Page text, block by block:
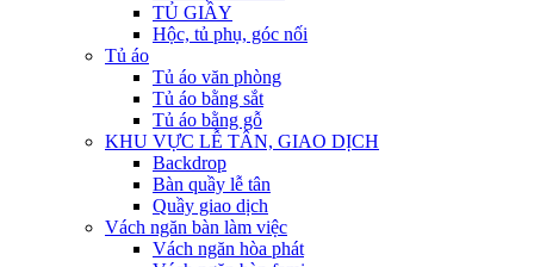
TỦ GIẦY
Hộc, tủ phụ, góc nối
Tủ áo
Tủ áo văn phòng
Tủ áo bằng sắt
Tủ áo bằng gỗ
KHU VỰC LỄ TÂN, GIAO DỊCH
Backdrop
Bàn quầy lễ tân
Quầy giao dịch
Vách ngăn bàn làm việc
Vách ngăn hòa phát